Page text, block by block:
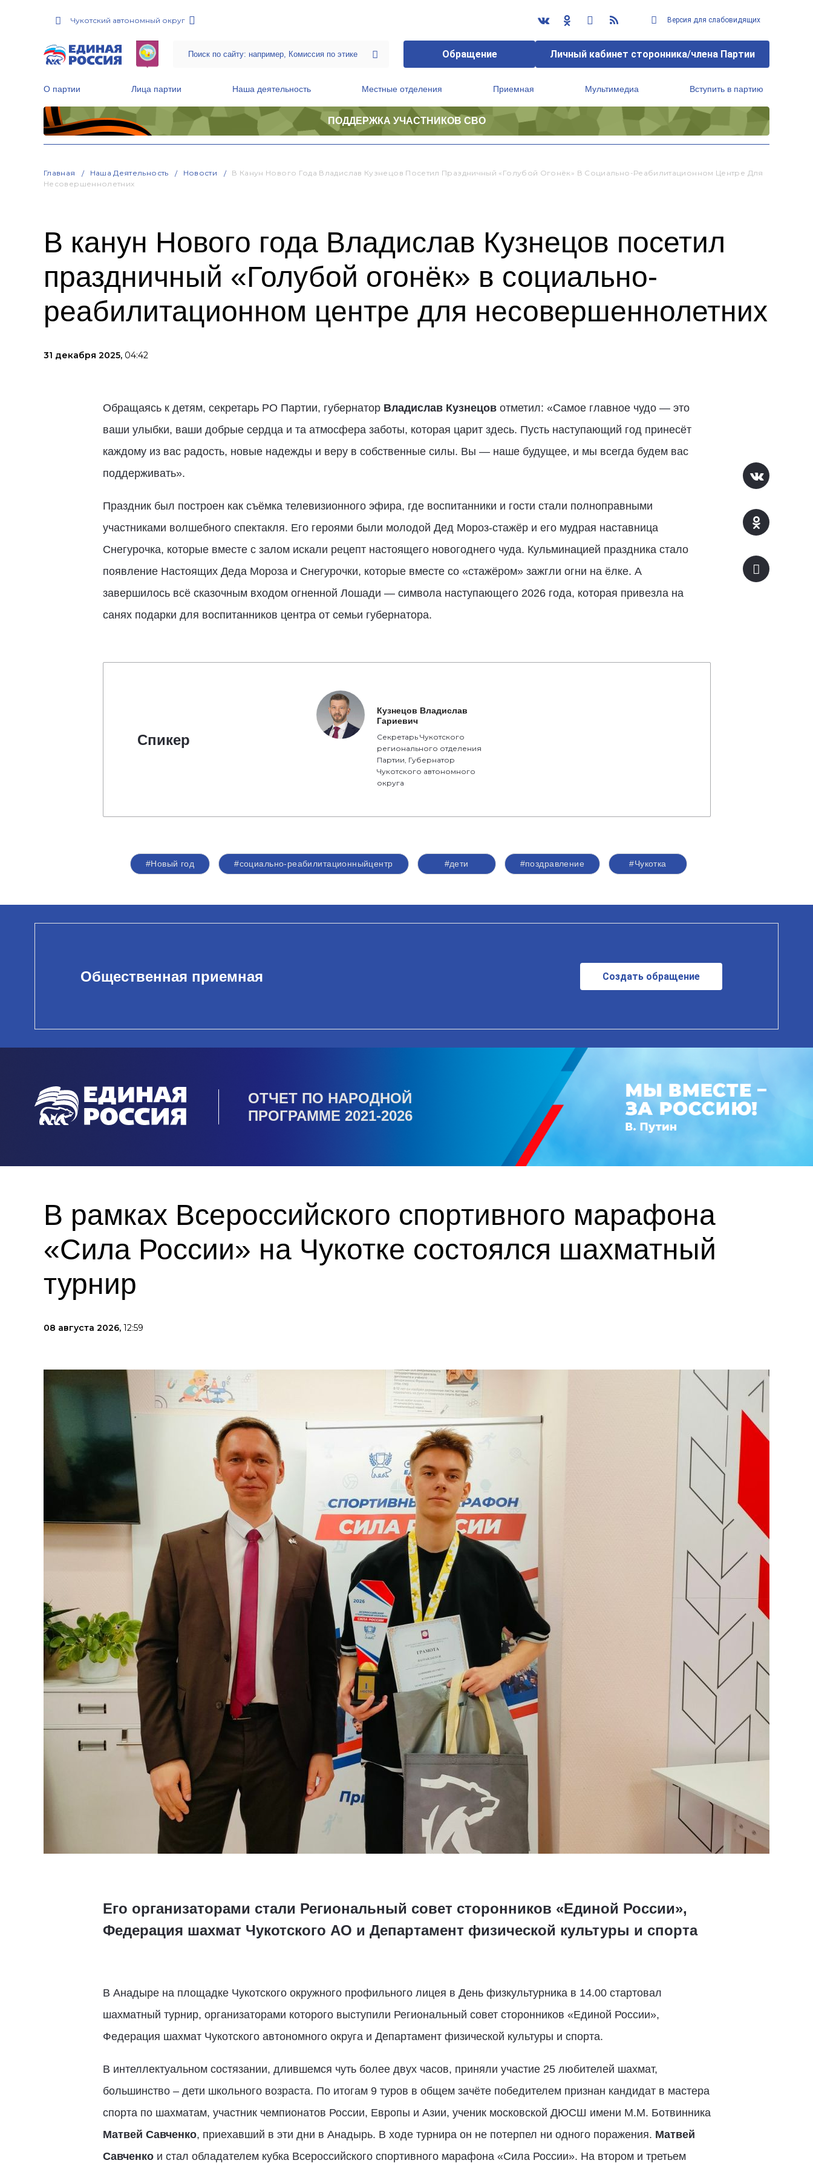
Чукотский автономный округ Версия для слабовидящих
Обращение Личный кабинет сторонника/члена Партии
О партии Лица партии Наша деятельность Местные отделения Приемная Мультимедиа Вступить в партию
ПОДДЕРЖКА УЧАСТНИКОВ СВО
Главная Наша Деятельность Новости
В Канун Нового Года Владислав Кузнецов Посетил Праздничный «Голубой Огонёк» В Социально-Реабилитационном Центре Для
Несовершеннолетних
В канун Нового года Владислав Кузнецов посетил
праздничный «Голубой огонёк» в социально-
реабилитационном центре для несовершеннолетних
31 декабря 2025, 04:42
Обращаясь к детям, секретарь РО Партии, губернаторВладислав Кузнецовотметил: «Самое главное чудо — это
ваши улыбки, ваши добрые сердца и та атмосфера заботы, которая царит здесь. Пусть наступающий год принесёт
каждому из вас радость, новые надежды и веру в собственные силы. Вы — наше будущее, и мы всегда будем вас
поддерживать».
Праздник был построен как съёмка телевизионного эфира, где воспитанники и гости стали полноправными
участниками волшебного спектакля. Его героями были молодой Дед Мороз-стажёр и его мудрая наставница
Снегурочка, которые вместе с залом искали рецепт настоящего новогоднего чуда. Кульминацией праздника стало
появление Настоящих Деда Мороза и Снегурочки, которые вместе со «стажёром» зажгли огни на ёлке. А
завершилось всё сказочным входом огненной Лошади — символа наступающего 2026 года, которая привезла на
санях подарки для воспитанников центра от семьи губернатора.
Спикер
Кузнецов Владислав
Гариевич
Секретарь Чукотского
регионального отделения
Партии, Губернатор
Чукотского автономного
округа
#Новый год #социально-реабилитационныйцентр #дети #поздравление #Чукотка
Общественная приемная Создать обращение
ОТЧЕТ ПО НАРОДНОЙ
ПРОГРАММЕ 2021-2026
В рамках Всероссийского спортивного марафона
«Сила России» на Чукотке состоялся шахматный
турнир
08 августа 2026, 12:59
Его организаторами стали Региональный совет сторонников «Единой России»,
Федерация шахмат Чукотского АО и Департамент физической культуры и спорта
В Анадыре на площадке Чукотского окружного профильного лицея в День физкультурника в 14.00 стартовал
шахматный турнир, организаторами которого выступили Региональный совет сторонников «Единой России»,
Федерация шахмат Чукотского автономного округа и Департамент физической культуры и спорта.
В интеллектуальном состязании, длившемся чуть более двух часов, приняли участие 25 любителей шахмат,
большинство – дети школьного возраста. По итогам 9 туров в общем зачёте победителем признан кандидат в мастера
спорта по шахматам, участник чемпионатов России, Европы и Азии, ученик московской ДЮСШ имени М.М. Ботвинника
Матвей Савченко, приехавший в эти дни в Анадырь. В ходе турнира он не потерпел ни одного поражения. Матвей
Савченко и стал обладателем кубка Всероссийского спортивного марафона «Сила России». На втором и третьем